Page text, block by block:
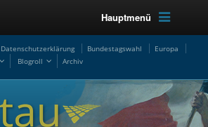
Hauptmenü
Datenschutzerklärung Bundestagswahl
Europa
Blogroll Archiv